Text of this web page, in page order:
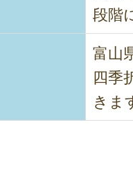
段階
富山
四季
きま